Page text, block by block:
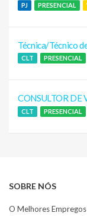
PJ PRESENCIAL
Técnica/Técnico
CLT PRESENCIAL
CONSULTOR DE
CLT PRESENCIAL
SOBRE NÓS
O Melhores